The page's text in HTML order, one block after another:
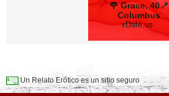
🌹 Grace, 40📍
Columbus
xDate.us
Un Relato Erótico es un sitio seguro